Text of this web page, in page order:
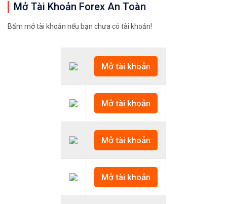
Mở Tài Khoản Forex An Toàn
Bấm mở tài khoản nếu bạn chưa có tài khoản!
Mở tài khoản
Mở tài khoản
Mở tài khoản
Mở tài khoản